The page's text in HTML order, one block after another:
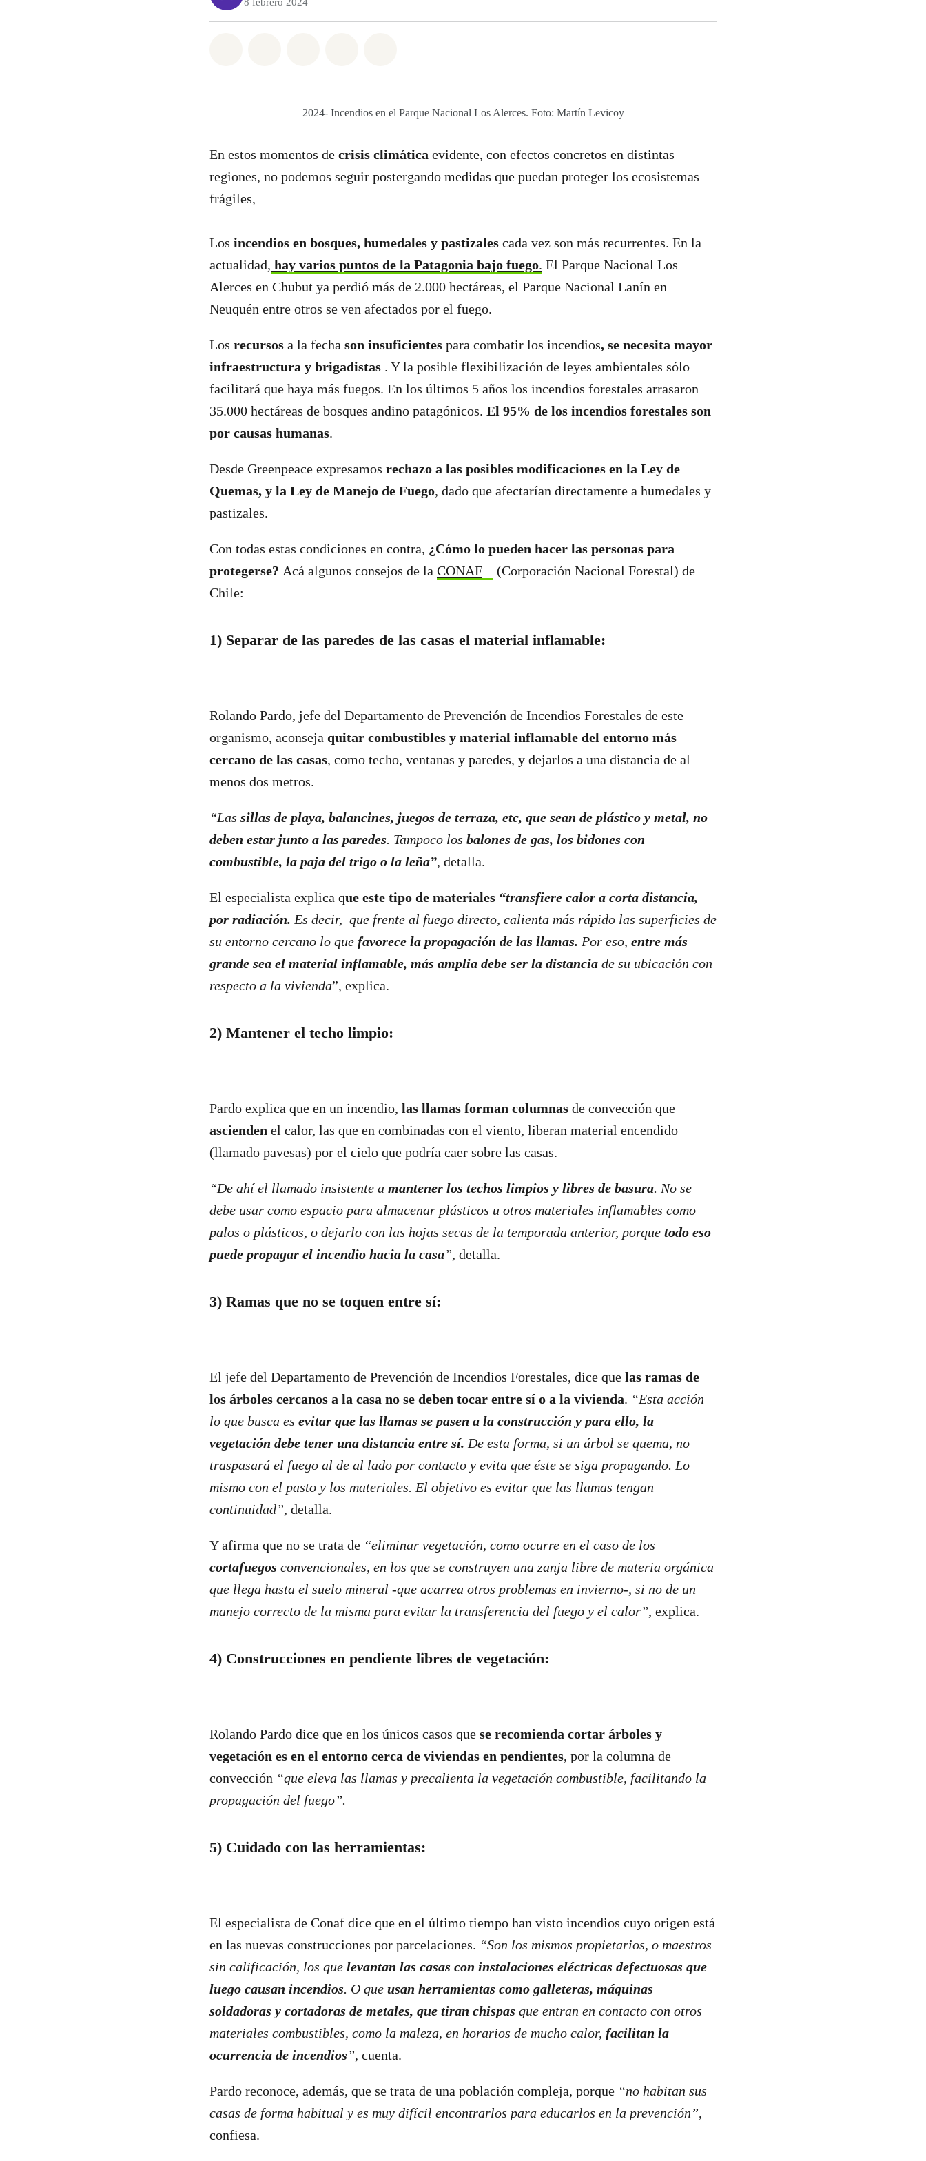
2024- Incendios en el Parque Nacional Los Alerces. Foto: Martín Levicoy
En estos momentos de crisis climática evidente, con efectos concretos en distintas
regiones, no podemos seguir postergando medidas que puedan proteger los ecosistemas
frágiles,
Los incendios en bosques, humedales y pastizales cada vez son más recurrentes. En la
actualidad, hay varios puntos de la Patagonia bajo fuego. El Parque Nacional Los
Alerces en Chubut ya perdió más de 2.000 hectáreas, el Parque Nacional Lanín en
Neuquén entre otros se ven afectados por el fuego.
Los recursos a la fecha son insuficientes para combatir los incendios, se necesita mayor
infraestructura y brigadistas . Y la posible flexibilización de leyes ambientales sólo
facilitará que haya más fuegos. En los últimos 5 años los incendios forestales arrasaron
35.000 hectáreas de bosques andino patagónicos. El 95% de los incendios forestales son
por causas humanas.
Desde Greenpeace expresamos rechazo a las posibles modificaciones en la Ley de
Quemas, y la Ley de Manejo de Fuego, dado que afectarían directamente a humedales y
pastizales.
Con todas estas condiciones en contra, ¿Cómo lo pueden hacer las personas para
protegerse? Acá algunos consejos de la CONAF
(Corporación Nacional Forestal) de
Chile:
1) Separar de las paredes de las casas el material inflamable:
Rolando Pardo, jefe del Departamento de Prevención de Incendios Forestales de este
organismo, aconseja quitar combustibles y material inflamable del entorno más
cercano de las casas, como techo, ventanas y paredes, y dejarlos a una distancia de al
menos dos metros.
“Las sillas de playa, balancines, juegos de terraza, etc, que sean de plástico y metal, no
deben estar junto a las paredes. Tampoco los balones de gas, los bidones con
combustible, la paja del trigo o la leña”, detalla.
El especialista explica que este tipo de materiales “transfiere calor a corta distancia,
por radiación. Es decir, que frente al fuego directo, calienta más rápido las superficies de
su entorno cercano lo que favorece la propagación de las llamas. Por eso, entre más
grande sea el material inflamable, más amplia debe ser la distancia de su ubicación con
respecto a la vivienda”, explica.
2) Mantener el techo limpio:
Pardo explica que en un incendio, las llamas forman columnas de convección que
ascienden el calor, las que en combinadas con el viento, liberan material encendido
(llamado pavesas) por el cielo que podría caer sobre las casas.
“De ahí el llamado insistente a mantener los techos limpios y libres de basura. No se
debe usar como espacio para almacenar plásticos u otros materiales inflamables como
palos o plásticos, o dejarlo con las hojas secas de la temporada anterior, porque todo eso
puede propagar el incendio hacia la casa”, detalla.
3) Ramas que no se toquen entre sí:
El jefe del Departamento de Prevención de Incendios Forestales, dice que las ramas de
los árboles cercanos a la casa no se deben tocar entre sí o a la vivienda. “Esta acción
lo que busca es evitar que las llamas se pasen a la construcción y para ello, la
vegetación debe tener una distancia entre sí. De esta forma, si un árbol se quema, no
traspasará el fuego al de al lado por contacto y evita que éste se siga propagando. Lo
mismo con el pasto y los materiales. El objetivo es evitar que las llamas tengan
continuidad”, detalla.
Y afirma que no se trata de “eliminar vegetación, como ocurre en el caso de los
cortafuegos convencionales, en los que se construyen una zanja libre de materia orgánica
que llega hasta el suelo mineral -que acarrea otros problemas en invierno-, si no de un
manejo correcto de la misma para evitar la transferencia del fuego y el calor”, explica.
4) Construcciones en pendiente libres de vegetación:
Rolando Pardo dice que en los únicos casos que se recomienda cortar árboles y
vegetación es en el entorno cerca de viviendas en pendientes, por la columna de
convección “que eleva las llamas y precalienta la vegetación combustible, facilitando la
propagación del fuego”.
5) Cuidado con las herramientas:
El especialista de Conaf dice que en el último tiempo han visto incendios cuyo origen está
en las nuevas construcciones por parcelaciones. “Son los mismos propietarios, o maestros
sin calificación, los que levantan las casas con instalaciones eléctricas defectuosas que
luego causan incendios. O que usan herramientas como galleteras, máquinas
soldadoras y cortadoras de metales, que tiran chispas que entran en contacto con otros
materiales combustibles, como la maleza, en horarios de mucho calor, facilitan la
ocurrencia de incendios”, cuenta.
Pardo reconoce, además, que se trata de una población compleja, porque “no habitan sus
casas de forma habitual y es muy difícil encontrarlos para educarlos en la prevención”,
confiesa.